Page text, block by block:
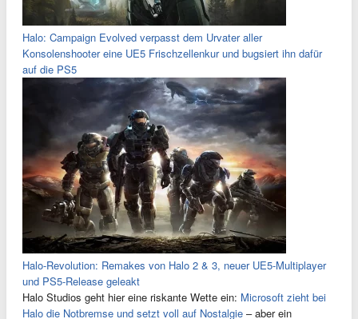
Halo: Campaign Evolved verpasst dem Urvater aller
Konsolenshooter eine UE5 Frischzellenkur und bugsiert ihn dafür
auf die PS5
Halo-Revolution: Remakes von Halo 2 & 3, neuer UE5-Multiplayer
und PS5-Release geleakt
Halo Studios geht hier eine riskante Wette ein: Microsoft zieht bei
Halo die Notbremse und setzt voll auf Nostalgie – aber ein